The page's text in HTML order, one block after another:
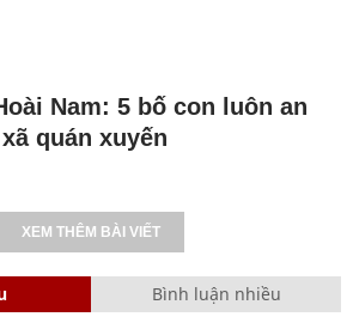
Nam: 5 bố con luôn an
quán xuyến
XEM THÊM BÀI VIẾT
Bình luận nhiều